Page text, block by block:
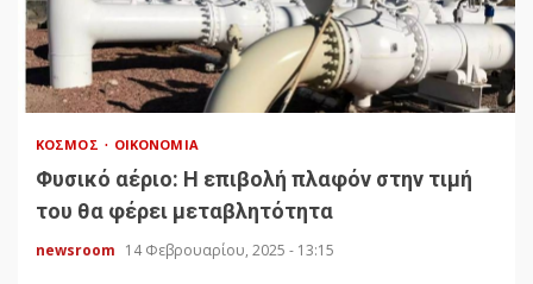
ΚΌΣΜΟΣ ΟΙΚΟΝΟΜΊΑ
Φυσικό αέριο: Η επιβολή πλαφόν στην τιμή
του θα φέρει μεταβλητότητα
newsroom 14 Φεβρουαρίου, 2025 - 13:15